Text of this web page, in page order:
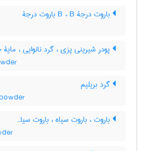
باروت درجۀ B ، B باروت درجۀ
پودر شیرینی پزی ، گرد نانوایی ،
گرد بریلیم
باروت ، باروت سیاه ، باروت سیاہ